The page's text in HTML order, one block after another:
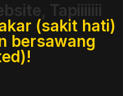
Tapiiiiiii
(sakit hati)
bersawang